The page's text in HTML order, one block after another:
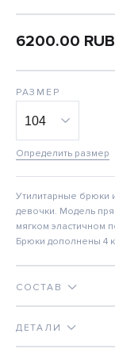
6200.00 RUB
РАЗМЕР
Определить размер
Утилитарные брюки
девочки. Модель
мягком эластичном
Брюки дополнены 4
СОСТАВ
ДЕТАЛИ